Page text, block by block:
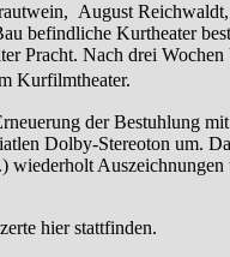
August
befindliche Kurtheater
Pracht. Nach drei
Kurfilmtheater.
der Bestuhlung
Dolby-Stereoton um.
Auszeichnungen
hier stattfinden.